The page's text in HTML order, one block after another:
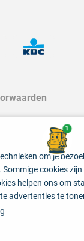
om je
cookies
helpen ons om
advertenties te
1